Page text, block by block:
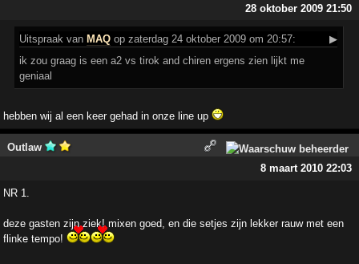
28 oktober 2009 21:50
Uitspraak van MAQ op zaterdag 24 oktober 2009 om 20:57:
▶
ik zou graag is een a2 vs tirok and chiren ergens zien lijkt me
geniaal
hebben wij al een keer gehad in onze line up
Outlaw
8 maart 2010 22:03
NR 1.
deze gasten zijn ziek! mixen goed, en die setjes zijn lekker rauw met een
flinke tempo!